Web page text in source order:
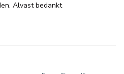
Alvast bedankt